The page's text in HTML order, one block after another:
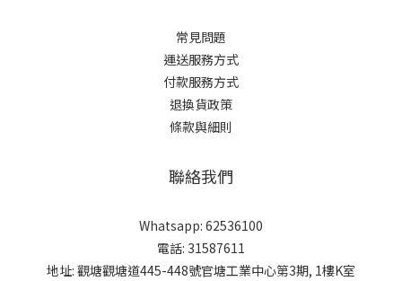
常見問題
運送服務方式
付款服務方式
退換貨政策
條款與細則
聯絡我們
Whatsapp: 62536100
電話: 31587611
地址: 觀塘觀塘道445-448號官塘工業中心第3期, 1樓K室